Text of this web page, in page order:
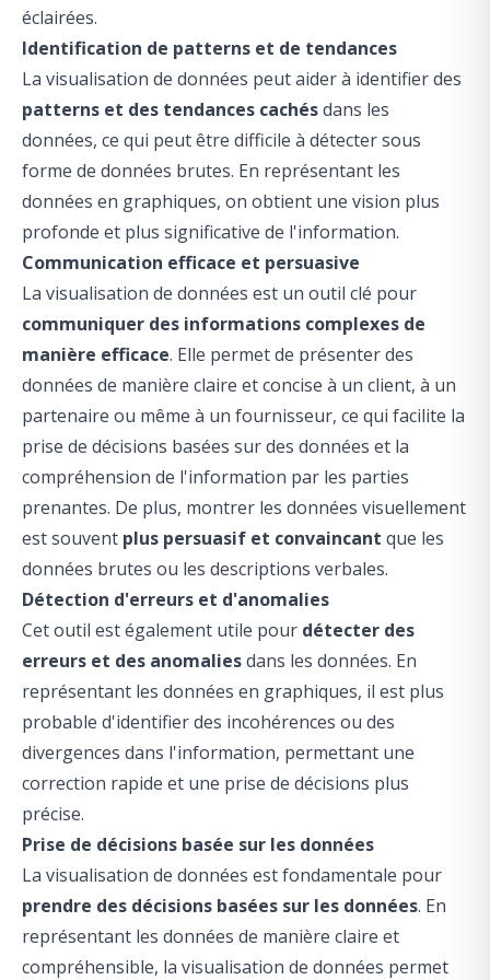
éclairées.
Identification de patterns et de tendances
La visualisation de données peut aider à identifier des
patterns et des tendances cachésdans les
données, ce qui peut être difficile à détecter sous
forme de données brutes. En représentant les
données en graphiques, on obtient une vision plus
profonde et plus significative de l'information.
Communication efficace et persuasive
La visualisation de données est un outil clé pour
communiquer des informations complexes de
manière efficace. Elle permet de présenter des
données de manière claire et concise à un client, à un
partenaire ou même à un fournisseur, ce qui facilite la
prise de décisions basées sur des données et la
compréhension de l'information par les parties
prenantes. De plus, montrer les données visuellement
est souvent plus persuasif et convaincant que les
données brutes ou les descriptions verbales.
Détection d'erreurs et d'anomalies
Cet outil est également utile pour détecter des
erreurs et des anomaliesdans les données. En
représentant les données en graphiques, il est plus
probable d'identifier des incohérences ou des
divergences dans l'information, permettant une
correction rapide et une prise de décisions plus
précise.
Prise de décisions basée sur les données
La visualisation de données est fondamentale pour
prendre des décisions basées sur les données. En
représentant les données de manière claire et
compréhensible, la visualisation de données permet